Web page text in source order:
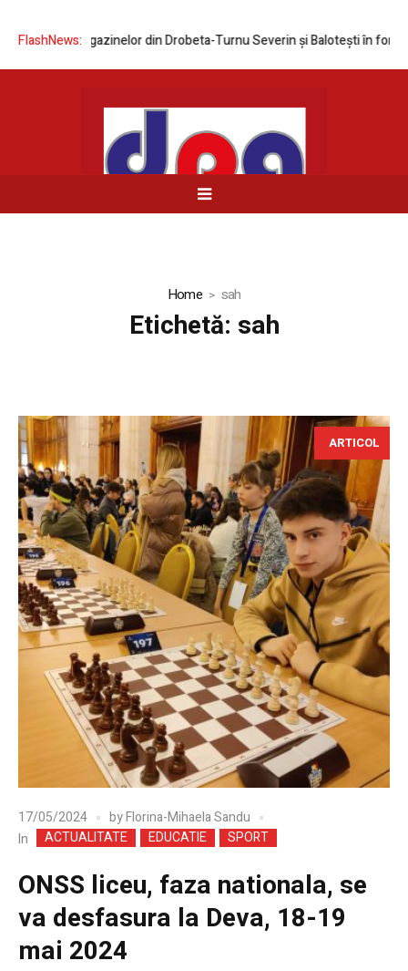
FlashNews:
din Drobeta-Turnu Severin și Balotești în format MEGA
Home sah
Etichetă: sah
ARTICOL
17/05/2024 byFlorina-Mihaela Sandu
In
ACTUALITATE EDUCATIE SPORT
ONSS liceu, faza nationala, se
va desfasura la Deva, 18-19
mai 2024